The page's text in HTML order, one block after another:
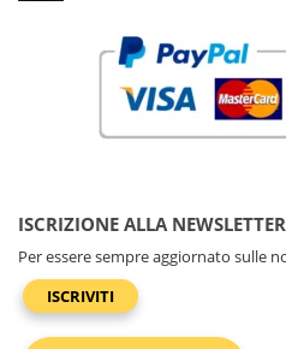
ISCRIZIONE ALLA NEWSLETTER
Per essere sempre aggiornato sulle
ISCRIVITI